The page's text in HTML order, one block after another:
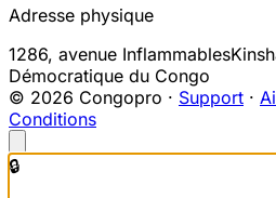
Adresse physique
1286, avenue Inflammables
Démocratique du Congo
© 2026 Congopro · Support ·
Conditions
🔒